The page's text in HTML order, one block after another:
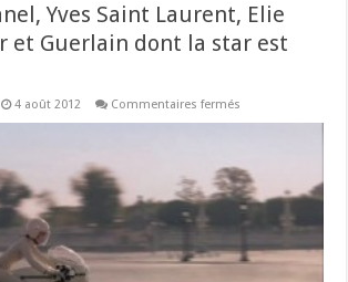
Yves Saint Laurent, Elie
et Guerlain dont la star est
4 août 2012 Commentaires fermés
Saint
Laurent,
Elie
Saab,
Cartier
et
Guerlain